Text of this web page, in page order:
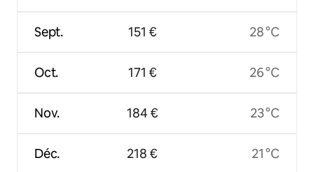
Sept.
Oct.
Nov.
Déc.
151 €
171 €
184 €
218 €
28 °C
26 °C
23 °C
21 °C